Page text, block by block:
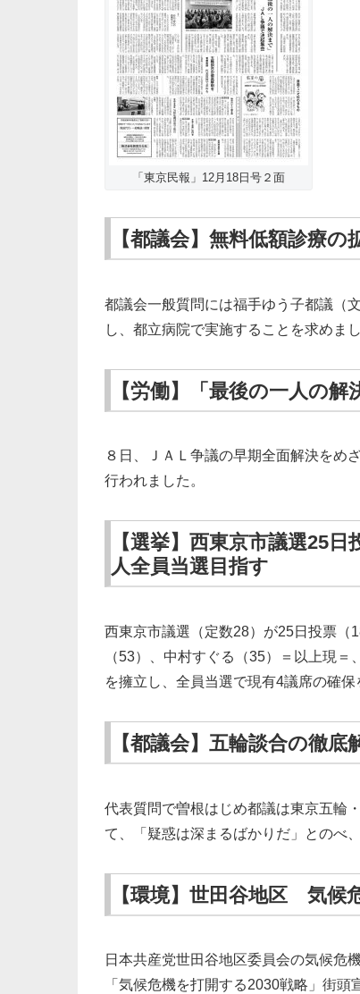
「東京民報」12月18日号２面
【都議会】無料低額診療
都議会一般質問には福手ゆう子都議（
し、都立病院で実施することを求めまし
【労働】「最後の一人の
８日、ＪＡＬ争議の早期全面解決をめ
行われました。
【選挙】西東京市議選25
人全員当選目指す
西東京市議選（定数28）が25日投票（
（53）、中村すぐる（35）＝以上現
を擁立し、全員当選で現有4議席の確保
【都議会】五輪談合の徹
代表質問で曽根はじめ都議は東京五輪
て、「疑惑は深まるばかりだ」とのべ
【環境】世田谷地区 気候
日本共産党世田谷地区委員会の気候危
「気候危機を打開する2030戦略」街頭